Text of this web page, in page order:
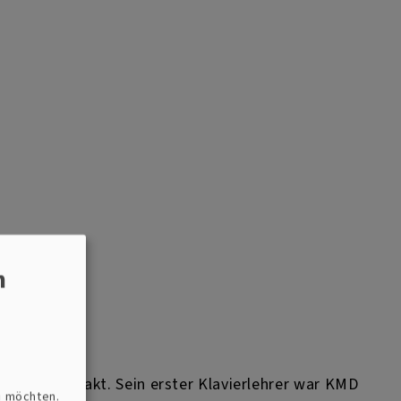
Kontakt. Sein erster Klavierlehrer war KMD